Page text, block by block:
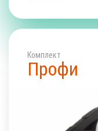
Комплект
Профи